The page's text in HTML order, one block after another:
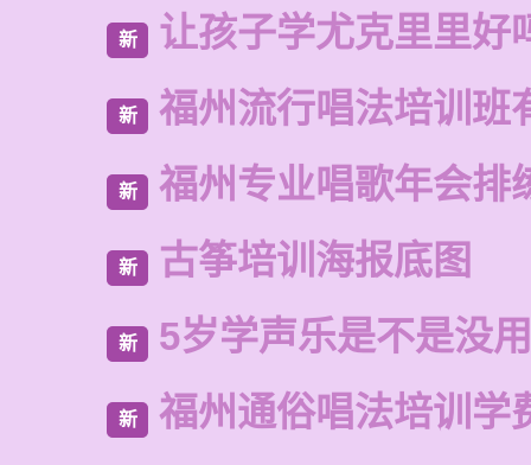
新 让孩子学尤克里里好
新 福州流行唱法培训班
新 福州专业唱歌年会排
新 古筝培训海报底图
新 5岁学声乐是不是没用
新 福州通俗唱法培训学